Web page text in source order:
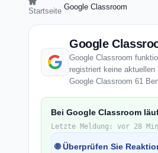
Startseite Google Classroom
Google
Google Classroom
registriert keine
Google Classroom 61
Bei Google Classroom
Letzte Meldung: vor 28
🌐 Überprüfen Sie